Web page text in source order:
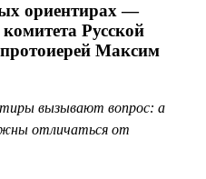
ориентирах —
Русской
Максим
вызывают вопрос: а
отличаться от